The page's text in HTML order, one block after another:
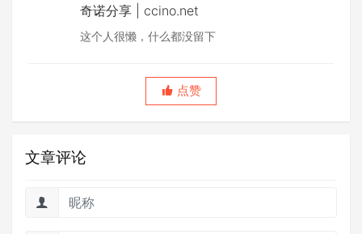
奇诺分享 | ccino.net
这个人很懒，什么都没留下
点赞
文章评论